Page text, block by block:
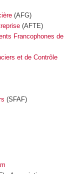
(AFG)
(AFTE)
Francophones de
et de Contrôle
(SFAF)